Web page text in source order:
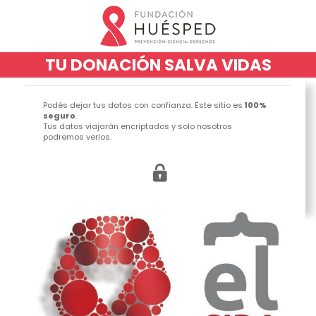
TU DONACIÓN SALVA VIDAS
Podés dejar tus datos con confianza. Este sitio es 100%
seguro.
Tus datos viajarán encriptados y solo nosotros
podremos verlos.